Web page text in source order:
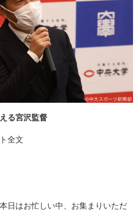
る宮沢監督
全文
日はお忙しい中、お集まりいただ